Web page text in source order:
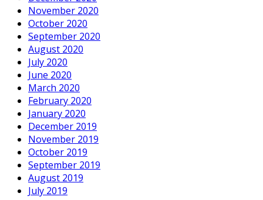
November 2020
October 2020
September 2020
August 2020
July 2020
June 2020
March 2020
February 2020
January 2020
December 2019
November 2019
October 2019
September 2019
August 2019
July 2019